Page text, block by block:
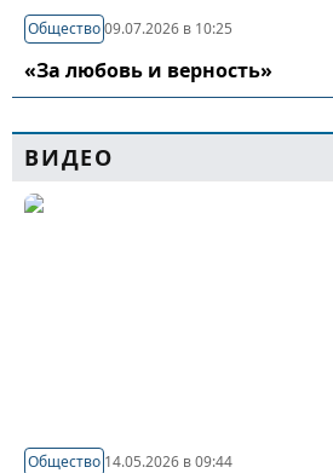
Общество09.07.2026 в 10:25
«За любовь и верность»
ВИДЕО
Общество 14.05.2026 в 09:44